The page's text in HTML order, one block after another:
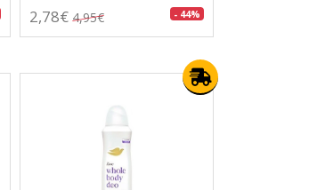
2,78€ 4,95€ - 44%